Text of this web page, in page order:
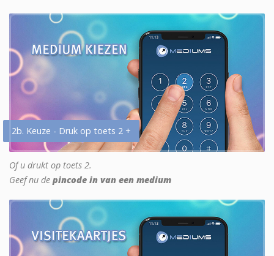
2b. Keuze - Druk op toets 2 +
Of u drukt op toets 2.
Geef nu de pincode in van een medium